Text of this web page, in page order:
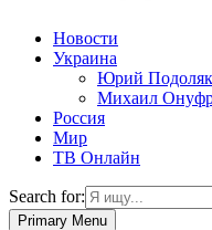
Новости
Украина
Юрий
Михаил
Россия
Мир
ТВ Онлайн
Search for:
Primary Menu